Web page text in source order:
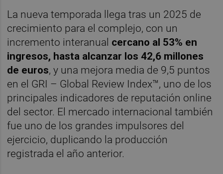
La nueva temporada llega tras un 2025 de
crecimiento para el complejo, con un
incremento interanual cercano al 53% en
ingresos, hasta alcanzar los 42,6 millones
de euros, y una mejora media de 9,5 puntos
en el GRI – Global Review Index™, uno de los
principales indicadores de reputación online
del sector. El mercado internacional también
fue uno de los grandes impulsores del
ejercicio, duplicando la producción
registrada el año anterior.